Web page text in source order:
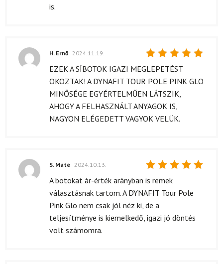
is.
Értékelés:
H. Ernő 2024.11.19.
EZEK A SÍBOTOK IGAZI MEGLEPETÉST
OKOZTAK! A DYNAFIT TOUR POLE PINK GLO
MINŐSÉGE EGYÉRTELMŰEN LÁTSZIK,
AHOGY A FELHASZNÁLT ANYAGOK IS,
NAGYON ELÉGEDETT VAGYOK VELÜK.
Értékelés:
S. Máté 2024.10.13.
A botokat ár-érték arányban is remek
választásnak tartom. A DYNAFIT Tour Pole
Pink Glo nem csak jól néz ki, de a
teljesítménye is kiemelkedő, igazi jó döntés
volt számomra.